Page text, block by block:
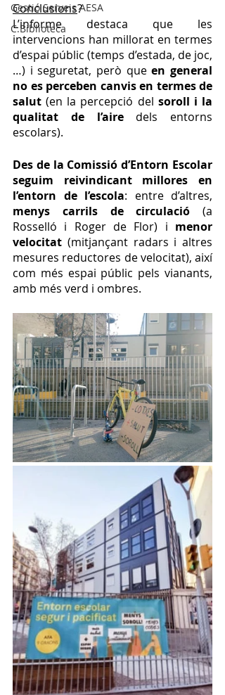
Gestió Serveis AESA
C.Biblioteca
Conclusions?
L’informe destaca que les
intervencions han millorat en termes
d’espai públic (temps d’estada, de joc,
…) i seguretat, però que en general
no es perceben canvis en termes de
salut (en la percepció del soroll i la
qualitat de l’aire dels entorns
escolars).
Des de la Comissió d’Entorn Escolar
seguim reivindicant millores en
l’entorn de l’escola
menys carrils de circulació (a
Rosselló i Roger de Flor) i menor
velocitat (mitjançant radars i altres
mesures reductores de velocitat), així
com més espai públic pels vianants,
amb més verd i ombres.